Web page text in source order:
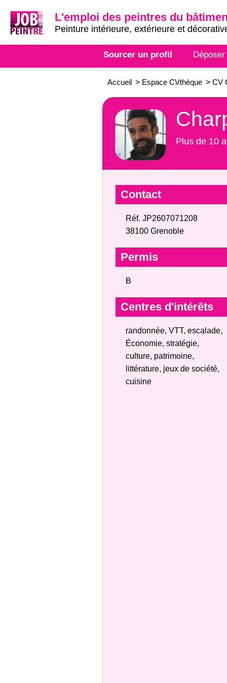
L'emploi des peintres du
Peinture intérieure, extérieure et
Sourcer un profil
Accueil > Espace CVthèque > CV
Plus de 10
Contact
Réf. JP2607071208
38100 Grenoble
Permis
B
Centres d'intérêts
randonnée, VTT, escalade,
Économie, stratégie,
culture, patrimoine,
littérature, jeux de société,
cuisine